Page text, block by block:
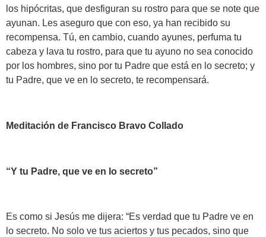
los hipócritas, que desfiguran su rostro para que se note que
ayunan. Les aseguro que con eso, ya han recibido su
recompensa. Tú, en cambio, cuando ayunes, perfuma tu
cabeza y lava tu rostro, para que tu ayuno no sea conocido
por los hombres, sino por tu Padre que está en lo secreto; y
tu Padre, que ve en lo secreto, te recompensará.
Meditación de Francisco Bravo Collado
“Y tu Padre, que ve en lo secreto”
Es como si Jesús me dijera: “Es verdad que tu Padre ve en
lo secreto. No solo ve tus aciertos y tus pecados, sino que